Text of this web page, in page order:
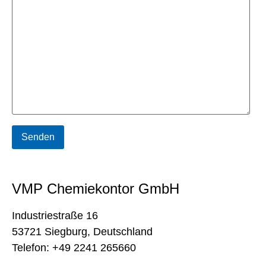
VMP Chemiekontor GmbH
Industriestraße 16
53721 Siegburg, Deutschland
Telefon: +49 2241 265660